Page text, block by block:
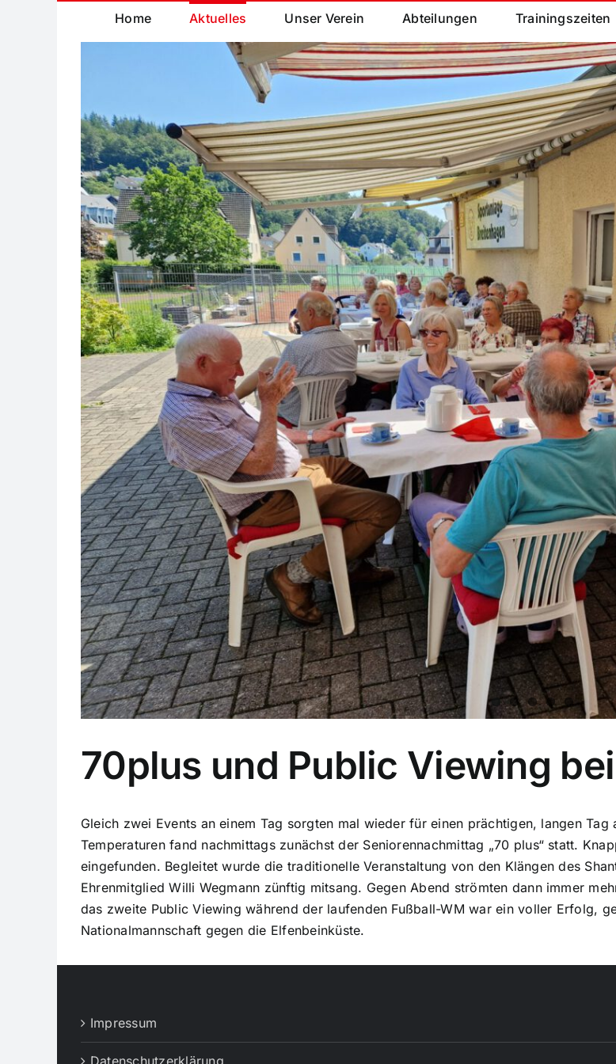
Home Aktuelles Unser Verein Abteilungen Trainingszeiten
70plus und Public Viewing
Gleich zwei Events an einem Tag sorgten mal wieder für einen prächtigen, langen
Temperaturen fand nachmittags zunächst der Seniorennachmittag „70 plus“ statt.
eingefunden. Begleitet wurde die traditionelle Veranstaltung von den Klängen des
Ehrenmitglied Willi Wegmann zünftig mitsang. Gegen Abend strömten dann immer
das zweite Public Viewing während der laufenden Fußball-WM war ein voller Erfolg,
Nationalmannschaft gegen die Elfenbeinküste.
Impressum
Datenschutzerklärung